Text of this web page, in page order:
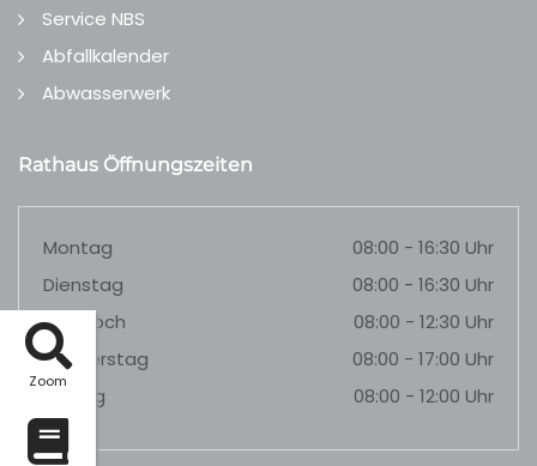
Zoom
Service NBS
Abfallkalender
Abwasserwerk
Rathaus Öffnungszeiten
Montag
08:00 - 16:30 Uhr
Dienstag
08:00 - 16:30 Uhr
Mittwoch
08:00 - 12:30 Uhr
Donnerstag
08:00 - 17:00 Uhr
Freitag
08:00 - 12:00 Uhr